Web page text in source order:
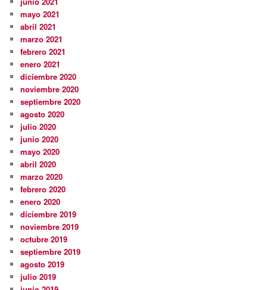
mayo 2021
abril 2021
marzo 2021
febrero 2021
enero 2021
diciembre 2020
noviembre 2020
septiembre 2020
agosto 2020
julio 2020
junio 2020
mayo 2020
abril 2020
marzo 2020
febrero 2020
enero 2020
diciembre 2019
noviembre 2019
octubre 2019
septiembre 2019
agosto 2019
julio 2019